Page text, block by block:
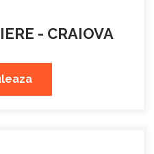
- CRAIOVA